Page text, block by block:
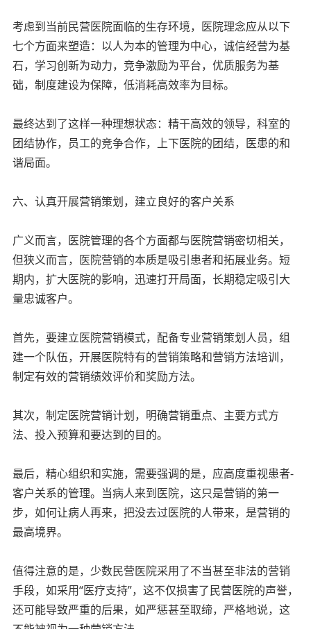
考虑到当前民营医院面临的生存环境，医院理念应从以下
七个方面来塑造：以人为本的管理为中心，诚信经营为基
石，学习创新为动力，竞争激励为平台，优质服务为基
础，制度建设为保障，低消耗高效率为目标。
最终达到了这样一种理想状态：精干高效的领导，科室的
团结协作，员工的竞争合作，上下医院的团结，医患的和
谐局面。
六、认真开展营销策划，建立良好的客户关系
广义而言，医院管理的各个方面都与医院营销密切相关，
但狭义而言，医院营销的本质是吸引患者和拓展业务。短
期内，扩大医院的影响，迅速打开局面，长期稳定吸引大
量忠诚客户。
首先，要建立医院营销模式，配备专业营销策划人员，组
建一个队伍，开展医院特有的营销策略和营销方法培训，
制定有效的营销绩效评价和奖励方法。
其次，制定医院营销计划，明确营销重点、主要方式方
法、投入预算和要达到的目的。
最后，精心组织和实施，需要强调的是，应高度重视患者-
客户关系的管理。当病人来到医院，这只是营销的第一
步，如何让病人再来，把没去过医院的人带来，是营销的
最高境界。
值得注意的是，少数民营医院采用了不当甚至非法的营销
手段，如采用“医疗支持”，这不仅损害了民营医院的声誉，
还可能导致严重的后果，如严惩甚至取缔，严格地说，这